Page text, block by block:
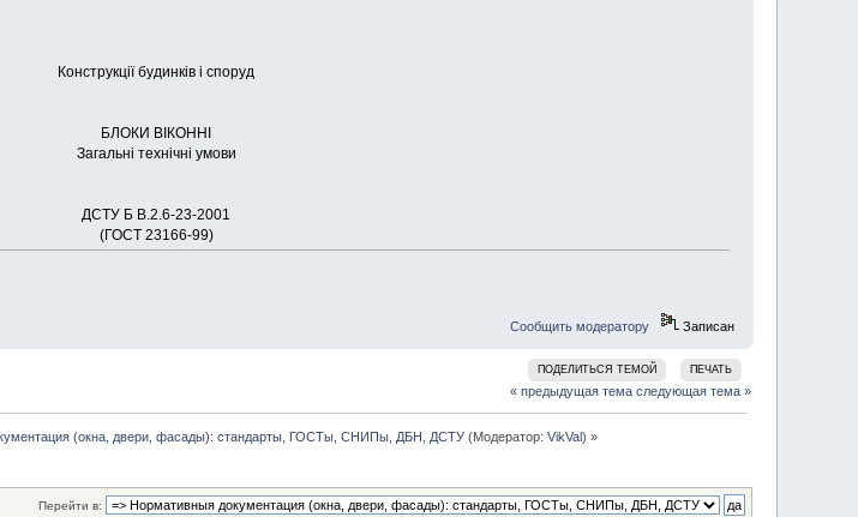
Конструкції будинків і споруд
БЛОКИ ВІКОННІ
Загальні технічні умови
ДСТУ Б В.2.6-23-2001
(ГОСТ 23166-99)
Сообщить модератору Записан
ПОДЕЛИТЬСЯ ТЕМОЙ ПЕЧАТЬ
« предыдущая тема следующая тема »
(окна, двери, фасады): стандарты, ГОСТы, СНИПы, ДБН, ДСТУ (Модератор:VikVal) »
Перейти в: